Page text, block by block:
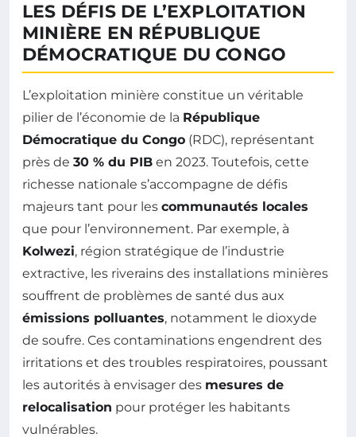
LES DÉFIS DE L’EXPLOITATION
MINIÈRE EN RÉPUBLIQUE
DÉMOCRATIQUE DU CONGO
L’exploitation minière constitue un véritable
pilier de l’économie de la République
Démocratique du Congo (RDC), représentant
près de 30 % du PIB en 2023. Toutefois, cette
richesse nationale s’accompagne de défis
majeurs tant pour les communautés locales
que pour l’environnement. Par exemple, à
Kolwezi, région stratégique de l’industrie
extractive, les riverains des installations minières
souffrent de problèmes de santé dus aux
émissions polluantes, notamment le dioxyde
de soufre. Ces contaminations engendrent des
irritations et des troubles respiratoires, poussant
les autorités à envisager des mesures de
relocalisation pour protéger les habitants
vulnérables.